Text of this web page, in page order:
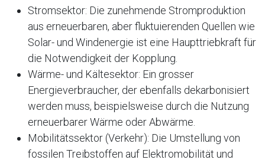
Stromsektor: Die zunehmende Stromproduktion
aus erneuerbaren, aber fluktuierenden Quellen wie
Solar- und Windenergie ist eine Haupttriebkraft für
die Notwendigkeit der Kopplung.
Wärme- und Kältesektor: Ein grosser
Energieverbraucher, der ebenfalls dekarbonisiert
werden muss, beispielsweise durch die Nutzung
erneuerbarer Wärme oder Abwärme.
Mobilitätssektor (Verkehr): Die Umstellung von
fossilen Treibstoffen auf Elektromobilität und